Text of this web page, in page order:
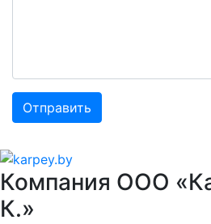
Отправить
Компания ООО
К.»